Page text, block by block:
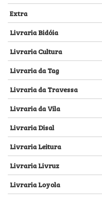
Extra
Livraria Bidóia
Livraria Cultura
Livraria da Tag
Livraria da Travessa
Livraria da Vila
Livraria Disal
Livraria Leitura
Livraria Livruz
Livraria Loyola